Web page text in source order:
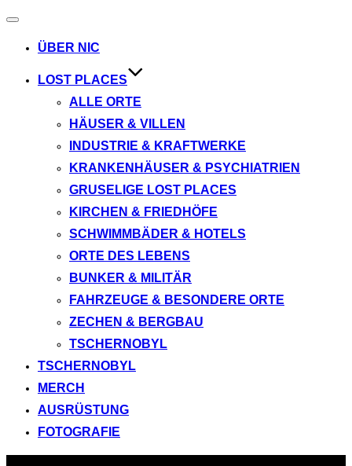
Navigation
ÜBER NIC
LOST PLACES
ALLE ORTE
HÄUSER & VILLEN
INDUSTRIE & KRAFTWERKE
KRANKENHÄUSER & PSYCHIATRIEN
GRUSELIGE LOST PLACES
KIRCHEN & FRIEDHÖFE
SCHWIMMBÄDER & HOTELS
ORTE DES LEBENS
BUNKER & MILITÄR
FAHRZEUGE & BESONDERE ORTE
ZECHEN & BERGBAU
TSCHERNOBYL
TSCHERNOBYL
MERCH
AUSRÜSTUNG
FOTOGRAFIE